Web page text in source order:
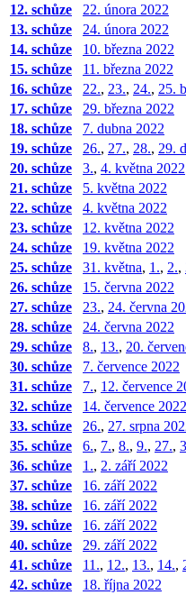
12. schůze
22. února 2022
13. schůze
24. února 2022
14. schůze
10. března 2022
15. schůze
11. března 2022
16. schůze
22., 23., 24., 25.
17. schůze
29. března 2022
18. schůze
7. dubna 2022
19. schůze
26., 27., 28., 29.
20. schůze
3., 4. května 2022
21. schůze
5. května 2022
22. schůze
4. května 2022
23. schůze
12. května 2022
24. schůze
19. května 2022
25. schůze
31. května, 1., 2.,
26. schůze
15. června 2022
27. schůze
23., 24. června
28. schůze
24. června 2022
29. schůze
8., 13., 20.
30. schůze
7. července 2022
31. schůze
7., 12. července
32. schůze
14. července 2022
33. schůze
26., 27. srpna
35. schůze
6., 7., 8., 9., 27.,
36. schůze
1., 2. září 2022
37. schůze
16. září 2022
38. schůze
16. září 2022
39. schůze
16. září 2022
40. schůze
29. září 2022
41. schůze
11., 12., 13., 14.,
42. schůze
18. října 2022